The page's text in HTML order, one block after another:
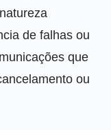
de falhas ou
que
ou